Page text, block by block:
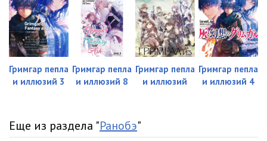
Глава 4 (13 из 13) 04:38
Глава 5 (1 из 5) 06:58
Глава 5 (2 из 5) 06:44
Глава 5 (3 из 5) 06:55
Глава 5 (5 из 5)
Гримгар пепла
и иллюзий 3
Гримгар пепла
и иллюзий 8
Гримгар пепла
и иллюзий
Гримгар пепла
и иллюзий 4
Еще из раздела "Ранобэ"